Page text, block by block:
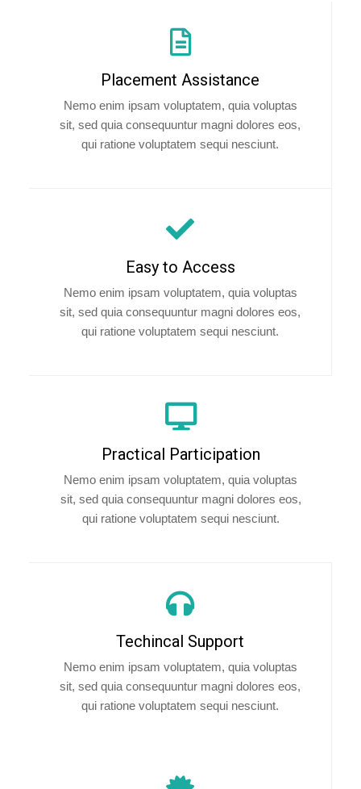
Placement Assistance
Nemo enim ipsam voluptatem, quia voluptas
sit, sed quia consequuntur magni dolores eos,
qui ratione voluptatem sequi nesciunt.
Easy to Access
Nemo enim ipsam voluptatem, quia voluptas
sit, sed quia consequuntur magni dolores eos,
qui ratione voluptatem sequi nesciunt.
Practical Participation
Nemo enim ipsam voluptatem, quia voluptas
sit, sed quia consequuntur magni dolores eos,
qui ratione voluptatem sequi nesciunt.
Techincal Support
Nemo enim ipsam voluptatem, quia voluptas
sit, sed quia consequuntur magni dolores eos,
qui ratione voluptatem sequi nesciunt.